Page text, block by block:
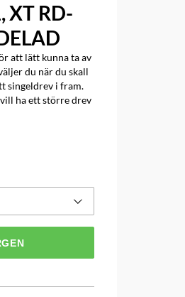
XT RD-
att lätt kunna ta av
du när du skall
singeldrev i fram.
ha ett större drev